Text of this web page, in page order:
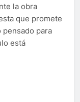
la obra
que promete
para
está